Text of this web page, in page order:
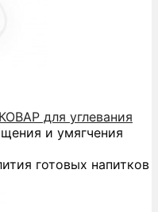
для углевания
и умягчения
готовых напитков